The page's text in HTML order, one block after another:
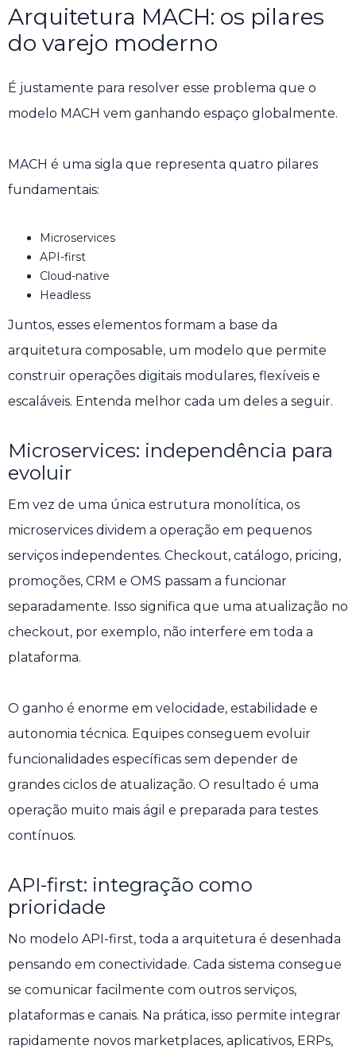
Arquitetura MACH: os pilares
do varejo moderno
É justamente para resolver esse problema que o
modelo MACH vem ganhando espaço globalmente.
MACH é uma sigla que representa quatro pilares
fundamentais:
Microservices
API-first
Cloud-native
Headless
Juntos, esses elementos formam a base da
arquitetura composable, um modelo que permite
construir operações digitais modulares, flexíveis e
escaláveis. Entenda melhor cada um deles a seguir.
Microservices: independência para
evoluir
Em vez de uma única estrutura monolítica, os
microservices dividem a operação em pequenos
serviços independentes. Checkout, catálogo, pricing,
promoções, CRM e OMS passam a funcionar
separadamente. Isso significa que uma atualização no
checkout, por exemplo, não interfere em toda a
plataforma.
O ganho é enorme em velocidade, estabilidade e
autonomia técnica. Equipes conseguem evoluir
funcionalidades específicas sem depender de
grandes ciclos de atualização. O resultado é uma
operação muito mais ágil e preparada para testes
contínuos.
API-first: integração como
prioridade
No modelo API-first, toda a arquitetura é desenhada
pensando em conectividade. Cada sistema consegue
se comunicar facilmente com outros serviços,
plataformas e canais. Na prática, isso permite integrar
rapidamente novos marketplaces, aplicativos, ERPs,